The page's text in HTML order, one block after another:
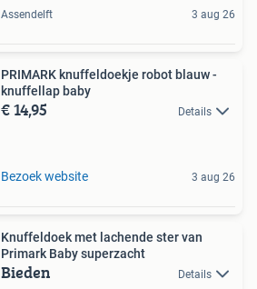
Assendelft 3 aug 26
PRIMARK knuffeldoekje robot blauw -
knuffellap baby
€ 14,95 Details
Bezoek website 3 aug 26
Knuffeldoek met lachende ster van
Primark Baby superzacht
Bieden Details